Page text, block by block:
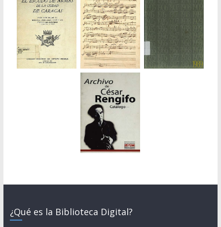
¿Qué es la Biblioteca Digital?